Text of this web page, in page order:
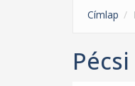
Címlap